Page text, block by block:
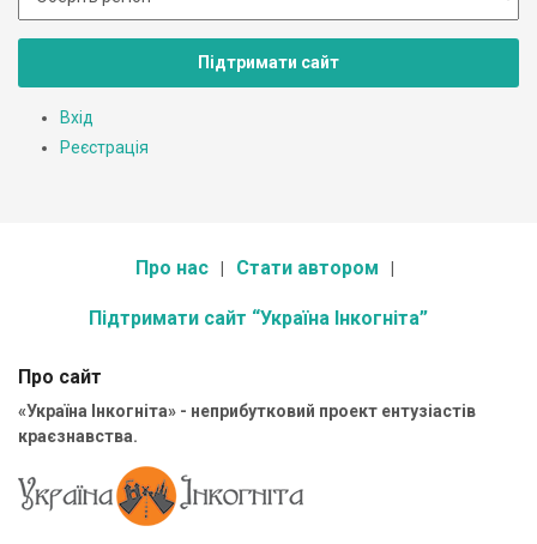
Підтримати сайт
Вхід
Реєстрація
Про нас Стати автором
Підтримати сайт “Україна Інкогніта”
Про сайт
«Україна Інкогніта» - неприбутковий проект ентузіастів
краєзнавства.